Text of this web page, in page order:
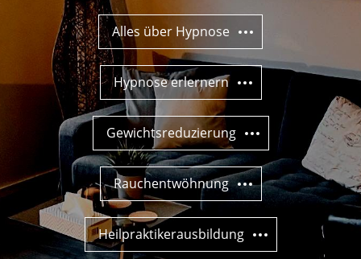
Alles über Hypnose
Hypnose erlernern
Gewichtsreduzierung
Rauchentwöhnung
Heilpraktikerausbildung